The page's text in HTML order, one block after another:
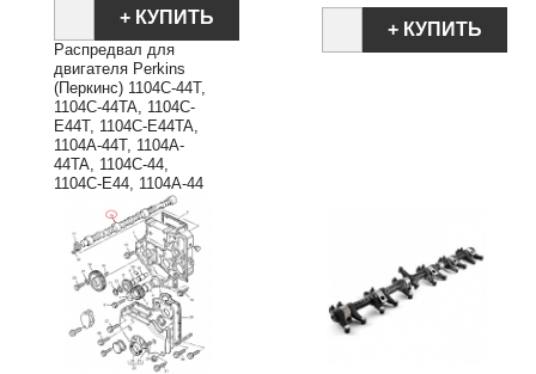
+ КУПИТЬ
Распредвал для
двигателя Perkins
(Перкинс) 1104C-44T,
1104C-44TA, 1104C-
E44T, 1104C-E44TA,
1104A-44T, 1104A-
44TA, 1104C-44,
1104C-E44, 1104A-44
+ КУПИТЬ